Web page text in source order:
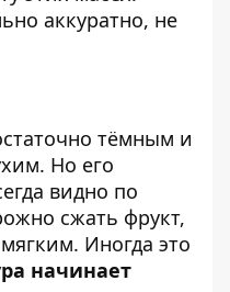
аккуратно, не
тёмным и
Но его
видно по
сжать фрукт,
Иногда это
начинает